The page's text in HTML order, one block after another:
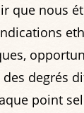
que nous
degrés
point